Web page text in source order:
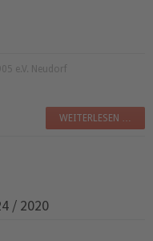
e.V. Neudorf
WEITERLESEN …
/ 2020